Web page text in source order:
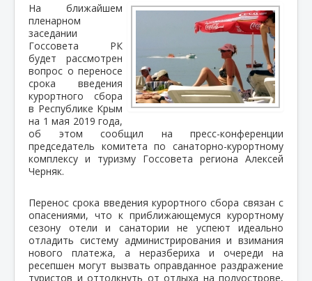
На ближайшем
пленарном
заседании
Госсовета РК
будет рассмотрен
вопрос о переносе
срока введения
курортного сбора
в Республике Крым
на 1 мая 2019 года,
об этом сообщил на пресс-конференции
председатель комитета по санаторно-курортному
комплексу и туризму Госсовета региона Алексей
Черняк.
Перенос срока введения курортного сбора связан с
опасениями, что к приближающемуся курортному
сезону отели и санатории не успеют идеально
отладить систему администрирования и взимания
нового платежа, а неразбериха и очереди на
ресепшен могут вызвать оправданное раздражение
туристов и оттолкнуть от отдыха на полуострове,